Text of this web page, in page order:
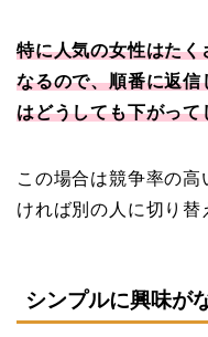
特に人気の女性はた
なるので、順番に返
はどうしても下がって
この場合は競争率の
ければ別の人に切り替
シンプルに興味が